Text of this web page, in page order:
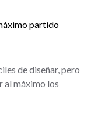
partido
de diseñar, pero
al máximo los